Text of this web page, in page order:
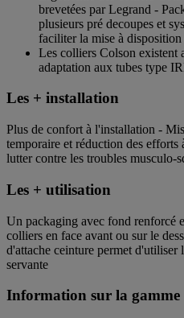
brevetées par Legrand -
plusieurs pré decoupes et
faciliter la mise à
Les colliers Colson existent
adaptation aux tubes type
Les + installation
Plus de confort à l'installation -
temporaire et réduction des
lutter contre les troubles musculo-
Les + utilisation
Un packaging avec fond renforcé
colliers en face avant ou sur le
d'attache ceinture permet d'utiliser
servante
Information sur la gamme